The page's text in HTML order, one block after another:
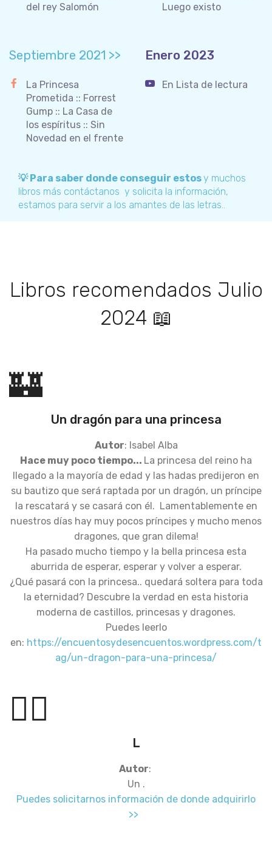
del rey Salomón
Luego existo
Septiembre 2021 >>
La Princesa
Prometida :: Forrest
Gump :: La Casa de
los espíritus :: Sin
Novedad en el frente
Enero 2023
En Lista de lectura
💡 Para saber donde conseguir estosy muchos
libros más contáctanos y solicita la información,
estamos para servir a los amantes de las letras..
Libros recomendados Julio
2024 📖
🏰
Un dragón para una princesa
Autor: Isabel Alba
Hace muy poco tiempo... La princesa del reino ha
llegado a la mayoría de edad y las hadas predijeron en
su bautizo que será raptada por un dragón, un príncipe
la rescatará y se casará con él. Lamentablemente en
nuestros días hay muy pocos príncipes y mucho menos
dragones, que gran dilema!
Ha pasado mucho tiempo y la bella princesa esta
aburrida de esperar, esperar y volver a esperar.
¿Qué pasará con la princesa.. quedará soltera para toda
la eternidad? Descubre la verdad en esta historia
moderna de castillos, princesas y dragones.
Puedes leerlo
en: https://encuentosydesencuentos.wordpress.com/t
ag/un-dragon-para-una-princesa/
🏴‍☠️
L
Autor:
Un .
Puedes solicitarnos información de donde adquirirlo
>>